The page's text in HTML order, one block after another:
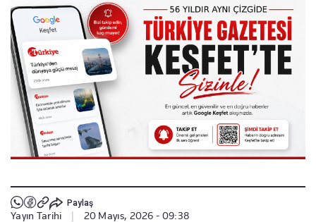
Paylaş
Yayın Tarihi 20 Mayıs, 2026 - 09:38